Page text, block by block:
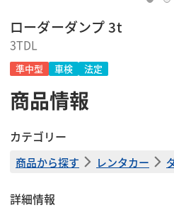
ローダーダンプ 3t
3TDL
準中型 車検 法定
商品情報
カテゴリー
商品から探す レンタカー
詳細情報